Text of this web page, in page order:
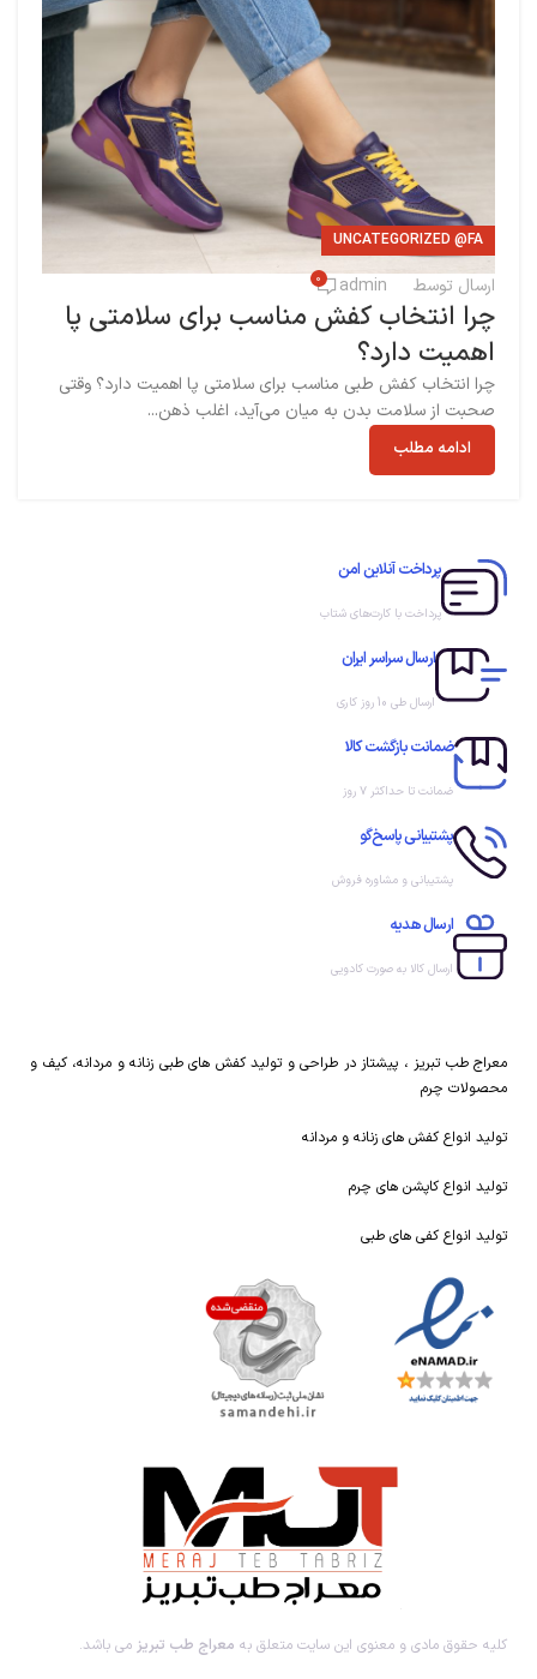
UNCATEGORIZED @FA
ارسال توسط admin
0
چرا انتخاب کفش مناسب برای سلامتی پا
اهمیت دارد؟
چرا انتخاب کفش طبی مناسب برای سلامتی پا اهمیت دارد؟ وقتی
صحبت از سلامت بدن به میان می‌آید، اغلب ذهن...
ادامه مطلب
پرداخت آنلاین امن
پرداخت با کارت‌های شتاب
ارسال سراسر ایران
ارسال طی 10 روز کاری
ضمانت بازگشت کالا
ضمانت تا حداکثر ۷ روز
پشتیبانی پاسخ‌گو
پشتیبانی و مشاوره فروش
ارسال هدیه
ارسال کالا به صورت کادویی
معراج طب تبریز ، پیشتاز در طراحی و تولید کفش های طبی زنانه و مردانه، کیف و
محصولات چرم
تولید انواع کفش های زنانه و مردانه
تولید انواع کاپشن های چرم
تولید انواع کفی های طبی
کلیه حقوق مادی و معنوی این سایت متعلق به معراج طب تبریز می باشد.